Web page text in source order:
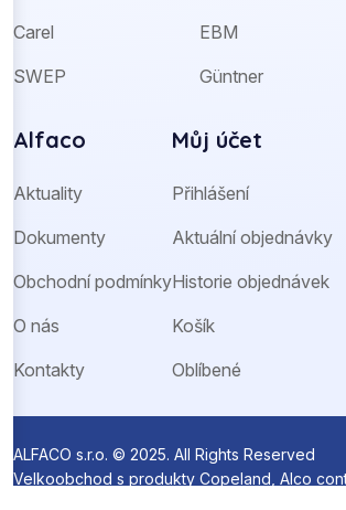
Carel
SWEP
EBM
Güntner
Alfaco
Aktuality
Dokumenty
Obchodní podmínky
O nás
Kontakty
Můj účet
Přihlášení
Aktuální objednávky
Historie objednávek
Košík
Oblíbené
ALFACO s.r.o. © 2025. All Rights Reserved
Velkoobchod s produkty Copeland, Alco